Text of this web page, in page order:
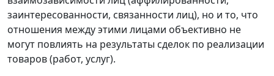
заинтересованности, связанности лиц), но и то, что
отношения между этими лицами объективно не
могут повлиять на результаты сделок по реализации
товаров (работ, услуг).